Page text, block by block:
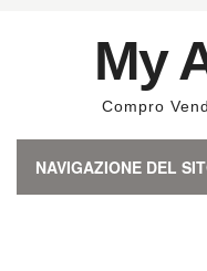
My
Compro
NAVIGAZIONE DEL